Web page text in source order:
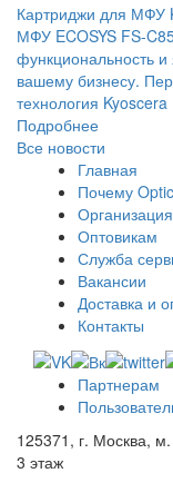
Картриджи для МФУ
МФУ ECOSYS FS-
функциональность
вашему бизнесу.
технология Kyoscera
Подробнее
Все новости
Главная
Почему
Оптовикам
Служба
Вакансии
Доставка и
Контакты
Партнерам
125371, г. Москва,
3 этаж